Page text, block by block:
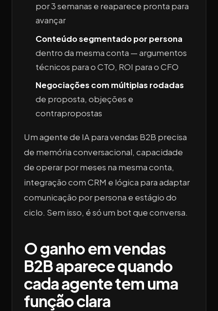
por 3 semanas e reaparece pronta para
avançar
Conteúdo segmentado por persona
dentro da mesma conta — argumentos
técnicos para o CTO, ROI para o CFO
Negociações com múltiplas rodadas
de proposta, objeções e
contrapropostas
Um agente de IA para vendas B2B precisa
de memória conversacional, capacidade
de operar por meses na mesma conta,
integração com CRM e lógica para adaptar
comunicação por persona e estágio do
ciclo. Sem isso, é só um bot que conversa.
O ganho em vendas
B2B aparece quando
cada agente tem uma
função clara